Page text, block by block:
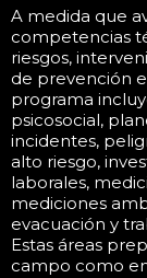
A medida que
competencias
riesgos,
de prevención
programa
psicosocial,
incidentes,
alto riesgo,
laborales,
mediciones
evacuación y
Estas áreas
campo como